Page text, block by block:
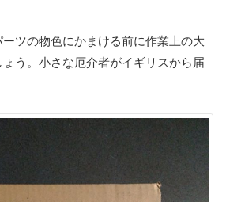
ツの物色にかまける前に作業上の大
う。小さな厄介者がイギリスから届